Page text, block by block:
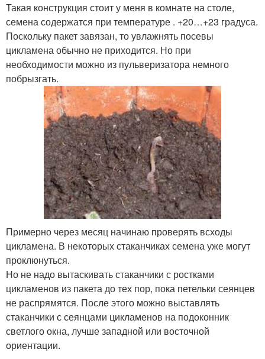
Такая конструкция стоит у меня в комнате на столе,
семена содержатся при температуре . +20…+23 градуса.
Поскольку пакет завязан, то увлажнять посевы
цикламена обычно не приходится. Но при
необходимости можно из пульверизатора немного
побрызгать.
Примерно через месяц начинаю проверять всходы
цикламена. В некоторых стаканчиках семена уже могут
проклюнуться.
Но не надо вытаскивать стаканчики с ростками
цикламенов из пакета до тех пор, пока петельки сеянцев
не распрямятся. После этого можно выставлять
стаканчики с сеянцами цикламенов на подоконник
светлого окна, лучше западной или восточной
ориентации.